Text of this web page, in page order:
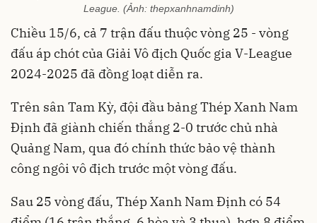
League. (Ảnh: thepxanhnamdinh)
Chiều 15/6, cả 7 trận đấu thuộc vòng 25 - vòng
đấu áp chót của Giải Vô địch Quốc gia V-League
2024-2025 đã đồng loạt diễn ra.
Trên sân Tam Kỳ, đội đầu bảng Thép Xanh Nam
Định đã giành chiến thắng 2-0 trước chủ nhà
Quảng Nam, qua đó chính thức bảo vệ thành
công ngôi vô địch trước một vòng đấu.
Sau 25 vòng đấu, Thép Xanh Nam Định có 54